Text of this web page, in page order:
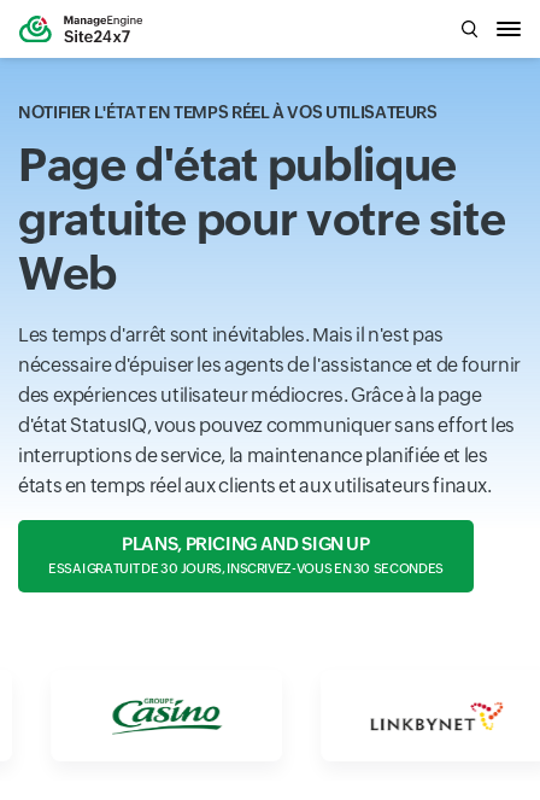
NOTIFIER L'ÉTAT EN TEMPS RÉEL À VOS UTILISATEURS
Page d'état publique
gratuite pour votre site
Web
Les temps d'arrêt sont inévitables. Mais il n'est pas
nécessaire d'épuiser les agents de l'assistance et de fournir
des expériences utilisateur médiocres. Grâce à la page
d'état StatusIQ, vous pouvez communiquer sans effort les
interruptions de service, la maintenance planifiée et les
états en temps réel aux clients et aux utilisateurs finaux.
PLANS, PRICING AND SIGN UP
ESSAI GRATUIT DE 30 JOURS, INSCRIVEZ-VOUS EN 30 SECONDES